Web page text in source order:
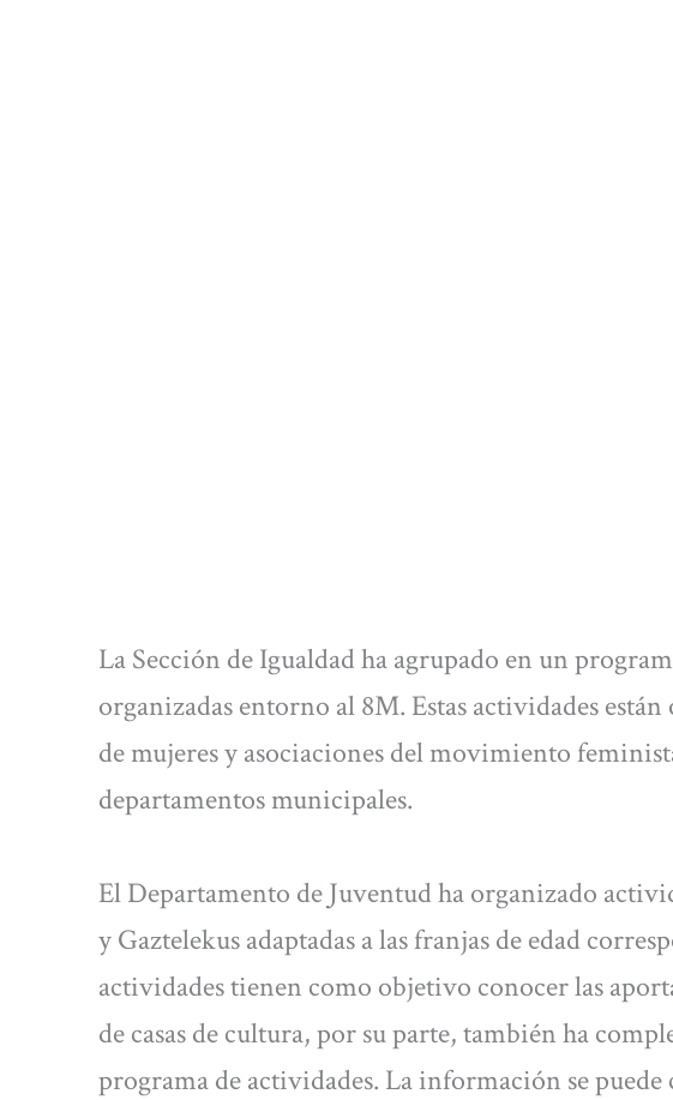
La Sección de Igualdad ha agrupado en un
organizadas entorno al 8M. Estas actividades
de mujeres y asociaciones del movimiento
departamentos municipales.
El Departamento de Juventud ha organizado
y Gaztelekus adaptadas a las franjas de edad
actividades tienen como objetivo conocer las
de casas de cultura, por su parte, también ha
programa de actividades. La información se puede